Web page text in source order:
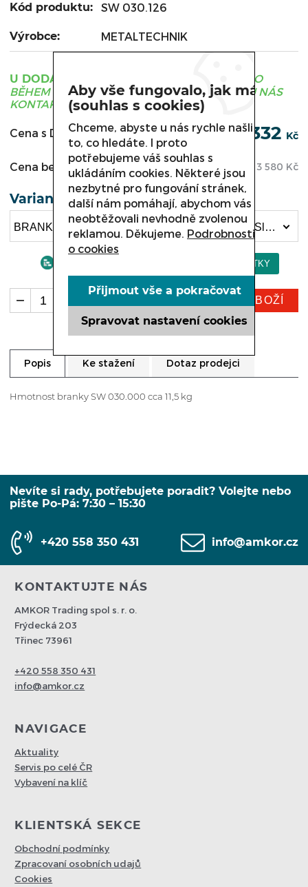
Kód produktu: SW 030.126
Výrobce: METALTECHNIK
U DODAVATELE
ZBOŽÍ JE OBVYKLE DODÁNO
BĚHEM 3 - 21 DNÍ, PRO UPŘESNĚNÍ TERMÍNU NÁS
KONTAKTUJTE.
Cena s DPH: 4 332 Kč
Cena bez DPH: 3 580 Kč
Varianta
BRANKA PRO NÁKUPNÍ VOZÍKY SW 030.000 , Sloupek pro branku SW 030.126 (4 332 Kč)
KOUPIT ZBOŽÍ
Popis Ke stažení Dotaz prodejci
Hmotnost branky SW 030.000 cca 11,5 kg
Nevíte si rady, potřebujete poradit? Volejte nebo
pište Po-Pá: 7:30 – 15:30
+420 558 350 431 info@amkor.cz
KONTAKTUJTE NÁS
AMKOR Trading spol s. r. o.
Frýdecká 203
Třinec 73961
+420 558 350 431
info@amkor.cz
NAVIGACE
Aktuality
Servis po celé ČR
Vybavení na klíč
KLIENTSKÁ SEKCE
Obchodní podmínky
Zpracovaní osobních udajů
Cookies
Aby vše fungovalo, jak má
(souhlas s cookies)
Chceme, abyste u nás rychle našli
to, co hledáte. I proto
potřebujeme váš souhlas s
ukládáním cookies. Některé jsou
nezbytné pro fungování stránek,
další nám pomáhají, abychom vás
neobtěžovali nevhodně zvolenou
reklamou. Děkujeme. Podrobnosti
o cookies
Spravovat nastavení cookies
Přijmout vše a pokračovat